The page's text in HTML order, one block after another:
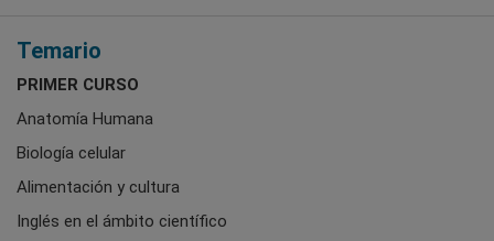
Temario
PRIMER CURSO
Anatomía Humana
Biología celular
Alimentación y cultura
Inglés en el ámbito científico